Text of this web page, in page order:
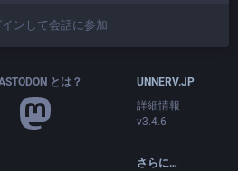
ンして会話に参加
とは？
UNNERV.JP
詳細情報
v3.4.6
さらに…